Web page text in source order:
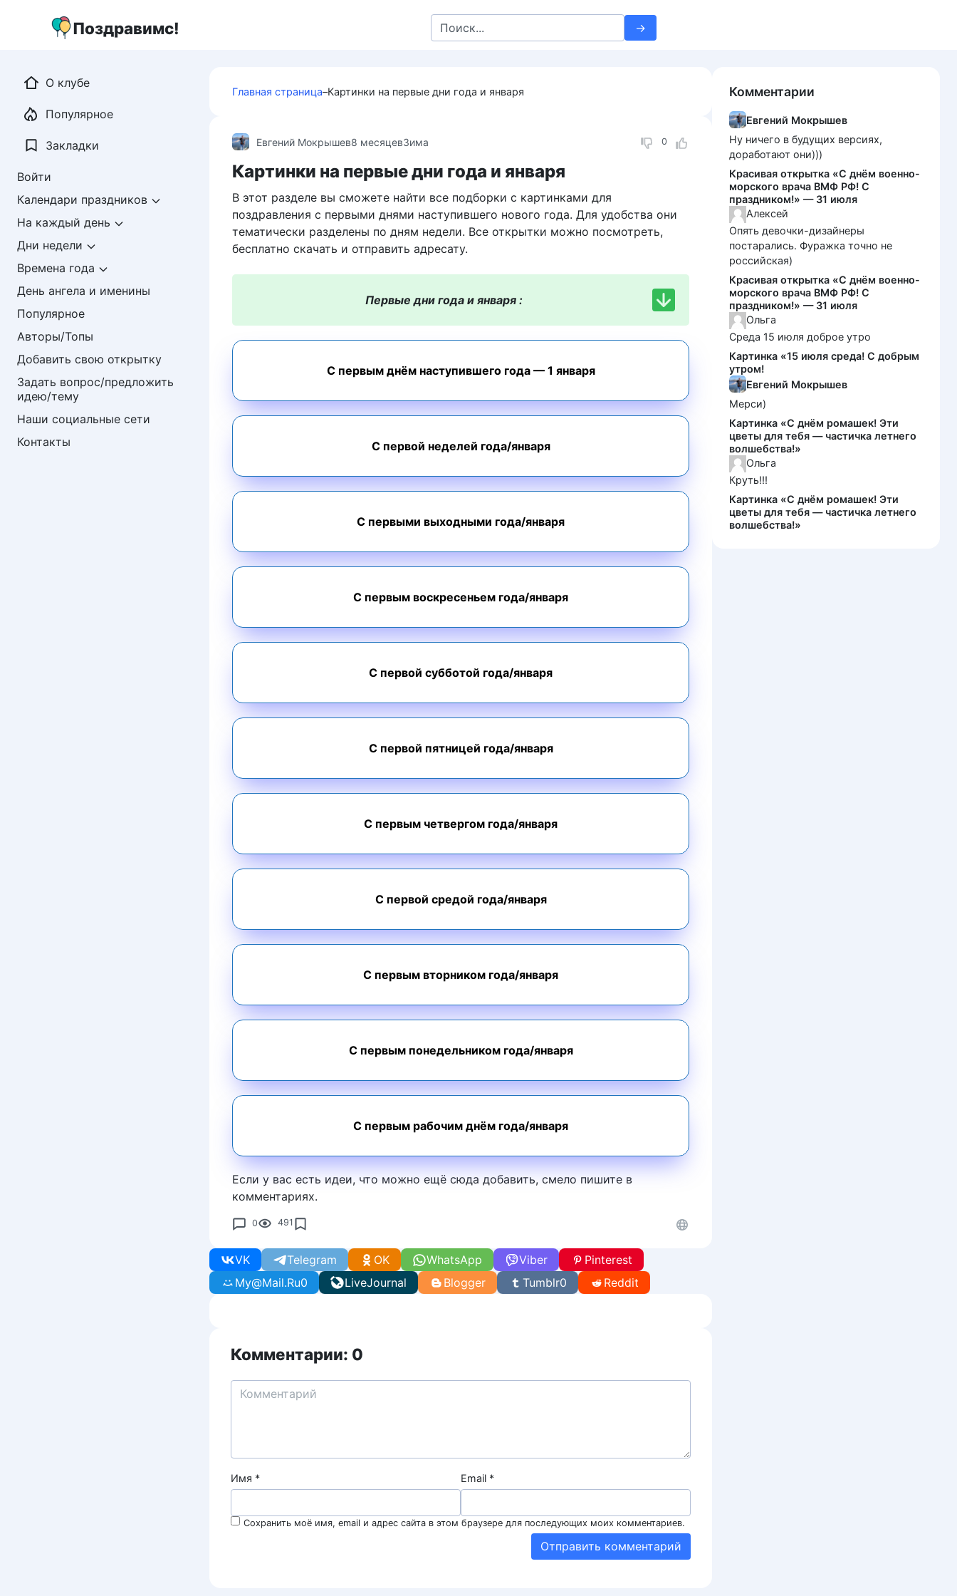
Поздравимс!
Search
for:
Главная страница–Картинки на первые дни года и января
0
Евгений Мокрышев8 месяцевЗима
Картинки на первые дни года и января
В этот разделе вы сможете найти все подборки с картинками для
поздравления с первыми днями наступившего нового года. Для удобства они
тематически разделены по дням недели. Все открытки можно посмотреть,
бесплатно скачать и отправить адресату.
Первые дни года и января :
С первым днём наступившего года — 1 января
С первой неделей года/января
С первыми выходными года/января
С первым воскресеньем года/января
С первой субботой года/января
С первой пятницей года/января
С первым четвергом года/января
С первой средой года/января
С первым вторником года/января
С первым понедельником года/января
С первым рабочим днём года/января
Если у вас есть идеи, что можно ещё сюда добавить, смело пишите в
комментариях.
0 491
WhatsApp
VK Telegram Viber
OK
LiveJournal
My@Mail.Ru0 Tumblr0
Pinterest
Reddit
Blogger
Комментарии: 0
Имя * Email *
Сохранить моё имя, email и адрес сайта в этом браузере для последующих моих комментариев.
О клубе
Популярное
Закладки
Войти
Календари праздников
На каждый день
Дни недели
Времена года
День ангела и именины
Популярное
Авторы/Топы
Добавить свою открытку
Задать вопрос/предложить
идею/тему
Наши социальные сети
Контакты
Комментарии
Евгений Мокрышев
Ну ничего в будущих версиях,
доработают они)))
Красивая открытка «С днём военно-
морского врача ВМФ РФ! С
праздником!» — 31 июля
Алексей
Опять девочки-дизайнеры
постарались. Фуражка точно не
российская)
Красивая открытка «С днём военно-
морского врача ВМФ РФ! С
праздником!» — 31 июля
Ольга
Среда 15 июля доброе утро
Картинка «15 июля среда! С добрым
утром!
Евгений Мокрышев
Мерси)
Картинка «С днём ромашек! Эти
цветы для тебя — частичка летнего
волшебства!»
Ольга
Круть!!!
Картинка «С днём ромашек! Эти
цветы для тебя — частичка летнего
волшебства!»